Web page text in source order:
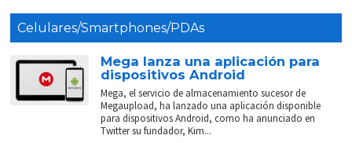
Celulares/Smartphones/PDAs
Mega lanza una aplicación para
dispositivos Android
Mega, el servicio de almacenamiento sucesor de
Megaupload, ha lanzado una aplicación disponible
para dispositivos Android, como ha anunciado en
Twitter su fundador, Kim...